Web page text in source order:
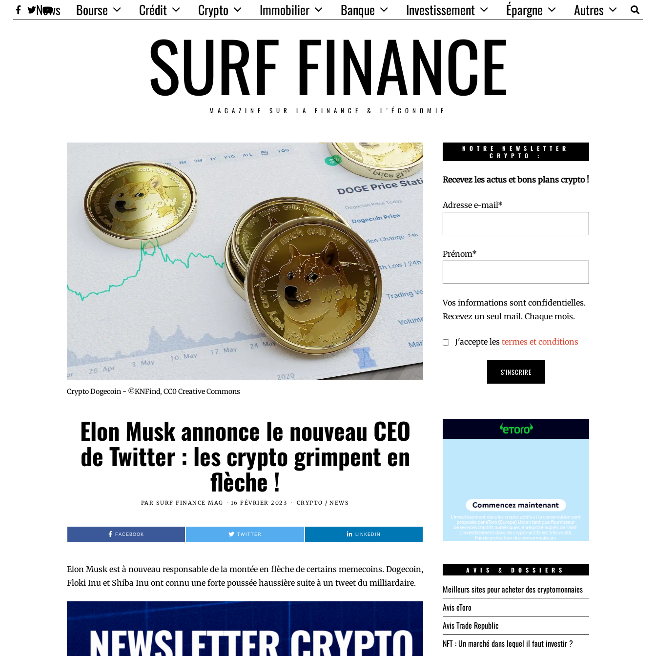
News Bourse Crédit Crypto Immobilier Banque Investissement Épargne Autres
SURF FINANCE
MAGAZINE SUR LA FINANCE & L'ÉCONOMIE
Crypto Dogecoin - ©KNFind, CC0 Creative Commons
Elon Musk annonce le nouveau CEO
de Twitter : les crypto grimpent en
flèche !
PAR SURF FINANCE MAG 16 FÉVRIER 2023 CRYPTO / NEWS
FACEBOOK TWITTER LINKEDIN
Elon Musk est à nouveau responsable de la montée en flèche de certains memecoins. Dogecoin,
Floki Inu et Shiba Inu ont connu une forte poussée haussière suite à un tweet du milliardaire.
NOTRE NEWSLETTER
CRYPTO :
Recevez les actus et bons plans crypto !
Adresse e-mail*
Prénom*
Vos informations sont confidentielles.
Recevez un seul mail. Chaque mois.
J'accepte les termes et conditions
AVIS & DOSSIERS
Meilleurs sites pour acheter des cryptomonnaies
Avis eToro
Avis Trade Republic
NFT : Un marché dans lequel il faut investir ?